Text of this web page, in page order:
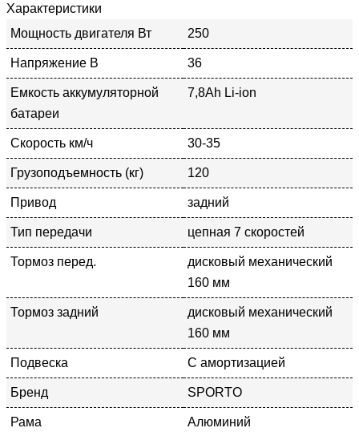
Характеристики
Мощность двигателя Вт
250
Напряжение В 36
Емкость аккумуляторной
батареи
7,8Ah Li-ion
Скорость км/ч 30-35
Грузоподъемность (кг) 120
Привод задний
Тип передачи цепная 7 скоростей
Тормоз перед.
дисковый механический
160 мм
Тормоз задний
дисковый механический
160 мм
Подвеска С амортизацией
Бренд SPORTO
Рама Алюминий